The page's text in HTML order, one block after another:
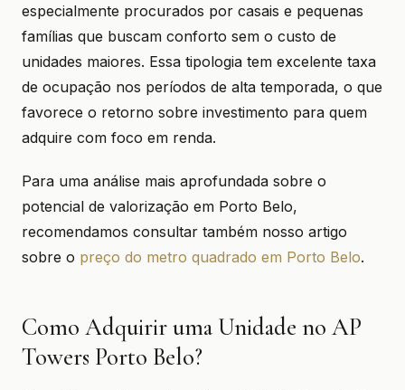
especialmente procurados por casais e pequenas
famílias que buscam conforto sem o custo de
unidades maiores. Essa tipologia tem excelente taxa
de ocupação nos períodos de alta temporada, o que
favorece o retorno sobre investimento para quem
adquire com foco em renda.
Para uma análise mais aprofundada sobre o
potencial de valorização em Porto Belo,
recomendamos consultar também nosso artigo
sobre o preço do metro quadrado em Porto Belo.
Como Adquirir uma Unidade no AP
Towers Porto Belo?